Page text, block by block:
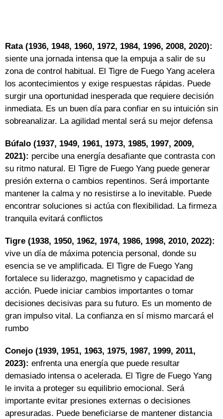
Rata (1936, 1948, 1960, 1972, 1984, 1996, 2008, 2020):
siente una jornada intensa que la empuja a salir de su
zona de control habitual. El Tigre de Fuego Yang acelera
los acontecimientos y exige respuestas rápidas. Puede
surgir una oportunidad inesperada que requiere decisión
inmediata. Es un buen día para confiar en su intuición sin
sobreanalizar. La agilidad mental será su mejor defensa
Búfalo (1937, 1949, 1961, 1973, 1985, 1997, 2009,
2021): percibe una energía desafiante que contrasta con
su ritmo natural. El Tigre de Fuego Yang puede generar
presión externa o cambios repentinos. Será importante
mantener la calma y no resistirse a lo inevitable. Puede
encontrar soluciones si actúa con flexibilidad. La firmeza
tranquila evitará conflictos
Tigre (1938, 1950, 1962, 1974, 1986, 1998, 2010, 2022):
vive un día de máxima potencia personal, donde su
esencia se ve amplificada. El Tigre de Fuego Yang
fortalece su liderazgo, magnetismo y capacidad de
acción. Puede iniciar cambios importantes o tomar
decisiones decisivas para su futuro. Es un momento de
gran impulso vital. La confianza en sí mismo marcará el
rumbo
Conejo (1939, 1951, 1963, 1975, 1987, 1999, 2011,
2023): enfrenta una energía que puede resultar
demasiado intensa o acelerada. El Tigre de Fuego Yang
le invita a proteger su equilibrio emocional. Será
importante evitar presiones externas o decisiones
apresuradas. Puede beneficiarse de mantener distancia